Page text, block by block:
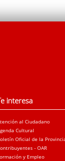
interesa
al Ciudadano
Cultural
Oficial de la
- OAR
y Empleo